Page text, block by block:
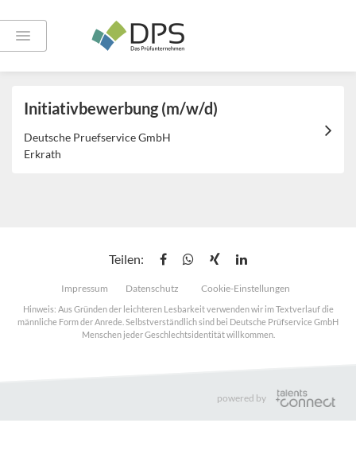
Offene Jobs
Initiativbewerbung (m/w/d)
Deutsche Pruefservice GmbH
Erkrath
Teilen:
Impressum Datenschutz Cookie-Einstellungen
Hinweis: Aus Gründen der leichteren Lesbarkeit verwenden wir im Textverlauf die
männliche Form der Anrede. Selbstverständlich sind bei Deutsche Prüfservice GmbH
Menschen jeder Geschlechtsidentität willkommen.
powered by